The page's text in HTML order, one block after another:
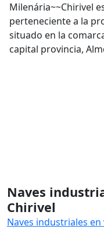
Milenária~~Chirivel
perteneciente a la
situado en la
capital provincia,
Naves
Chirivel
Naves industriales